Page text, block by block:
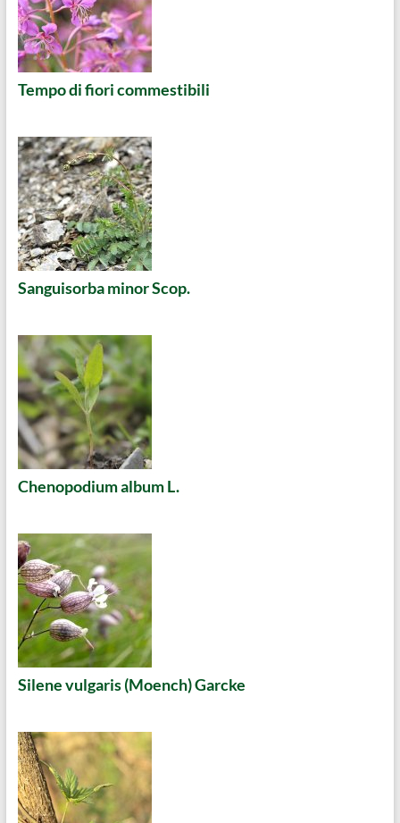
Tempo di fiori commestibili
Sanguisorba minor Scop.
Chenopodium album L.
Silene vulgaris (Moench) Garcke